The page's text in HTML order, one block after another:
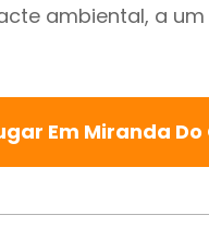
ambiental, a
Em Miranda